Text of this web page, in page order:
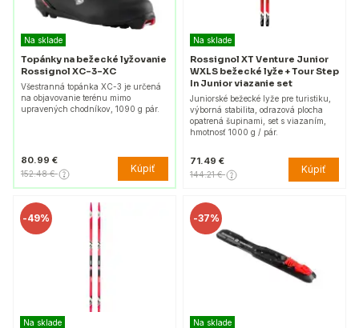
Na sklade
Topánky na bežecké lyžovanie
Rossignol XC-3-XC
Všestranná topánka XC-3 je určená
na objavovanie terénu mimo
upravených chodníkov, 1090 g pár.
80.99 €
152.48 € Kúpiť
Na sklade
Rossignol XT Venture Junior
WXLS bežecké lyže + Tour Step
In Junior viazanie set
Juniorské bežecké lyže pre turistiku,
výborná stabilita, odrazová plocha
opatrená šupinami, set s viazaním,
hmotnosť 1000 g / pár.
71.49 €
144.21 € Kúpiť
-49%
Na sklade
-37%
Na sklade